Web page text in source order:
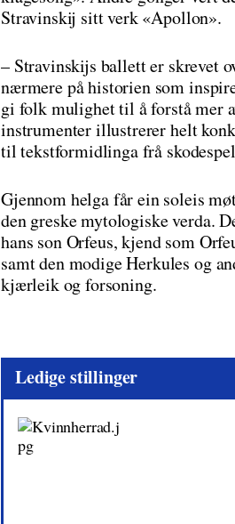
Stravinskij sitt verk «Apollon».
– Stravinskijs ballett er skrevet
nærmere på historien som
gi folk mulighet til å forstå mer
instrumenter illustrerer helt
til tekstformidlinga frå
Gjennom helga får ein soleis
den greske mytologiske verda.
hans son Orfeus, kjend som
samt den modige Herkules og
kjærleik og forsoning.
Ledige stillinger